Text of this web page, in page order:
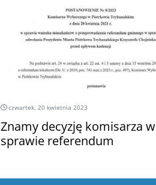
czwartek, 20 kwietnia 2023
Znamy decyzję komisarza w
sprawie referendum